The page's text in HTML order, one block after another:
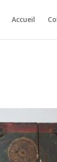
Accueil